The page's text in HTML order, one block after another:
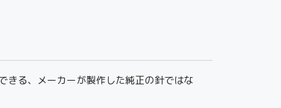
る、メーカーが製作した純正の針ではな